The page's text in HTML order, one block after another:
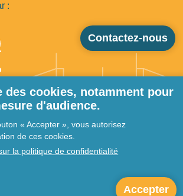
:
Contactez-nous
nous ?
des cookies, notamment pour
d'audience.
« Accepter », vous autorisez
de ces cookies.
la politique de confidentialité
Accepter